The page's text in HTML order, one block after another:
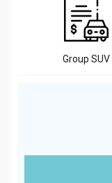
Group SUV